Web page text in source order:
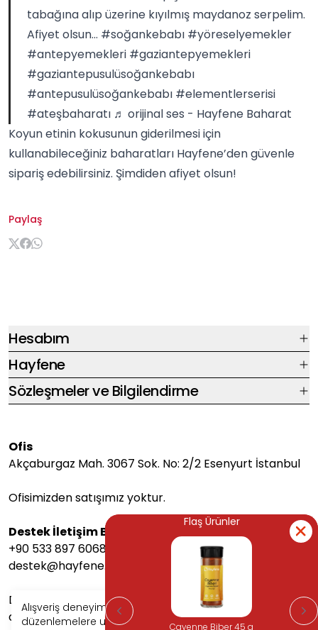
Alışveriş deneyiminizi iyileştirmek için yasal
düzenlemelere uygun çerezler (cookies) kullanıyoruz.
tabağına alıp üzerine kıyılmış maydanoz serpelim.
Afiyet olsun... #soğankebabı #yöreselyemekler
#antepyemekleri #gaziantepyemekleri
#gaziantepusulüsoğankebabı
#antepusulüsoğankebabı #elementlerserisi
#ateşbaharatı ♬ orijinal ses - Hayfene Baharat
Koyun etinin kokusunun giderilmesi için
kullanabileceğiniz baharatları Hayfene’den güvenle
sipariş edebilirsiniz. Şimdiden afiyet olsun!
Paylaş
Hesabım
Hayfene
Sözleşmeler ve Bilgilendirme
Ofis
Akçaburgaz Mah. 3067 Sok. No: 2/2 Esenyurt İstanbul
Ofisimizden satışımız yoktur.
Destek İletişim Bilgileri
+90 533 897 6068
destek@hayfene.com
Destek saatlerimiz Pazartesi-Cuma arası 08:00-17:00
arasındadır.
Flaş Ürünler
Cayenne Biber 45 g
Flaş Ürünler
Cayenne Biber 45 g